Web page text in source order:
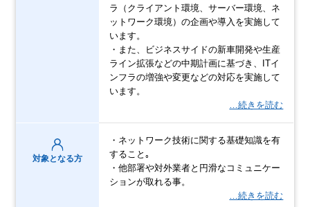
ラ（クライアント環境、サーバー環境、ネ
ットワーク環境）の企画や導入を実施して
います。
・また、ビジネスサイドの新車開発や生産
ライン拡張などの中期計画に基づき、ITイ
ンフラの増強や変更などの対応を実施して
います。
…続きを読む
対象となる方
・ネットワーク技術に関する基礎知識を有
すること｡
・他部署や対外業者と円滑なコミュニケー
ションが取れる事。
…続きを読む